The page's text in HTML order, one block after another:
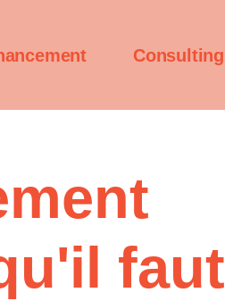
Consulting
faut